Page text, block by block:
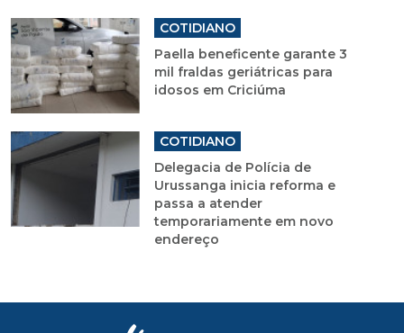
COTIDIANO
Paella beneficente garante 3
mil fraldas geriátricas para
idosos em Criciúma
COTIDIANO
Delegacia de Polícia de
Urussanga inicia reforma e
passa a atender
temporariamente em novo
endereço